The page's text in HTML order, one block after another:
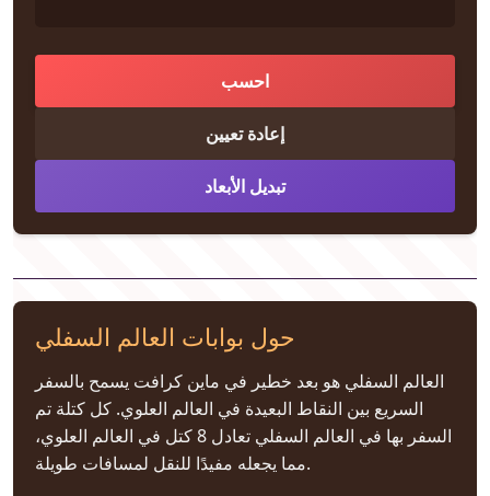
احسب
إعادة تعيين
تبديل الأبعاد
حول بوابات العالم السفلي
العالم السفلي هو بعد خطير في ماين كرافت يسمح بالسفر
السريع بين النقاط البعيدة في العالم العلوي. كل كتلة تم
السفر بها في العالم السفلي تعادل 8 كتل في العالم العلوي،
مما يجعله مفيدًا للنقل لمسافات طويلة.